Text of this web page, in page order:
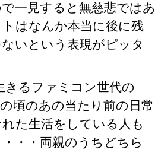
一見すると無慈悲ではあ
はなんか本当に後に残
いという表現がピッタ
きるファミコン世代の
頃のあの当たり前の日常
た生活をしている人も
・・両親のうちどちら